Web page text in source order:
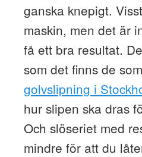
ganska knepigt.
maskin, men det är
få ett bra resultat.
som det finns de
golvslipning i
hur slipen ska dras
Och slöseriet med
mindre för att du